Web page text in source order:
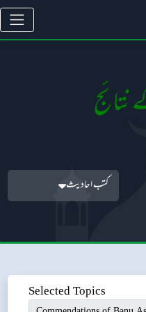
کتب احادیث
Selected Topics